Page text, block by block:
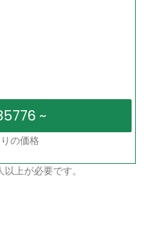
の価格
上が必要です。